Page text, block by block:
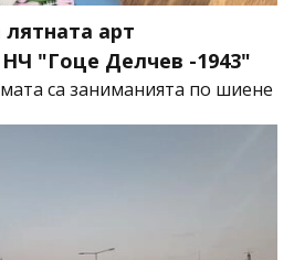
арт
"Гоце Делчев -1943"
са заниманията по шиене